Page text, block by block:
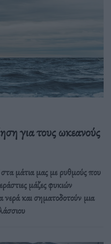
για τους ωκεανούς
μάτια μας με ρυθμούς που
μάζες φυκιών
νερά και σηματοδοτούν μια